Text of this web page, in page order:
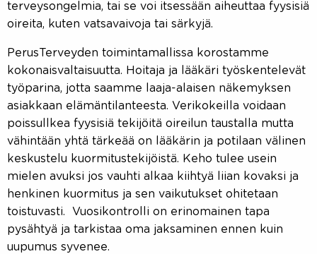
terveysongelmia, tai se voi itsessään aiheuttaa fyysisiä
oireita, kuten vatsavaivoja tai särkyjä.
PerusTerveyden toimintamallissa korostamme
kokonaisvaltaisuutta. Hoitaja ja lääkäri työskentelevät
työparina, jotta saamme laaja-alaisen näkemyksen
asiakkaan elämäntilanteesta. Verikokeilla voidaan
poissullkea fyysisiä tekijöitä oireilun taustalla mutta
vähintään yhtä tärkeää on lääkärin ja potilaan välinen
keskustelu kuormitustekijöistä. Keho tulee usein
mielen avuksi jos vauhti alkaa kiihtyä liian kovaksi ja
henkinen kuormitus ja sen vaikutukset ohitetaan
toistuvasti. Vuosikontrolli on erinomainen tapa
pysähtyä ja tarkistaa oma jaksaminen ennen kuin
uupumus syvenee.